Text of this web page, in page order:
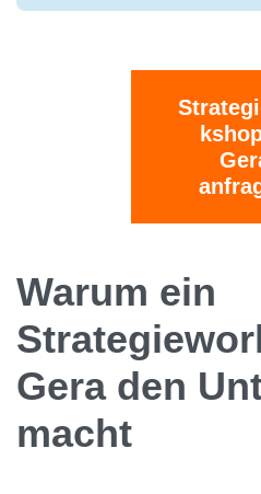
Warum ein
Gera den
macht